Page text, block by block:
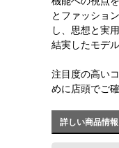
とファッショ
し、思想と実
結実したモデル
注目度の高い
めに店頭でご
詳しい商品情